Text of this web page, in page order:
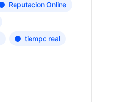
Reputacion Online
tiempo real